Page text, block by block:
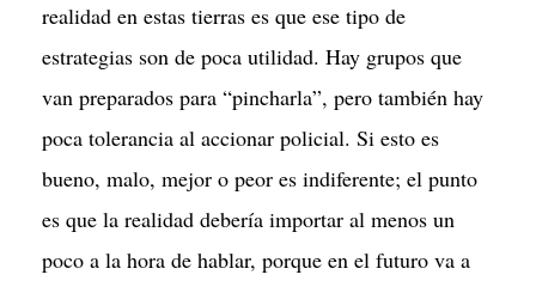
realidad en estas tierras es que ese tipo de
estrategias son de poca utilidad. Hay grupos que
van preparados para “pincharla”, pero también hay
poca tolerancia al accionar policial. Si esto es
bueno, malo, mejor o peor es indiferente; el punto
es que la realidad debería importar al menos un
poco a la hora de hablar, porque en el futuro va a